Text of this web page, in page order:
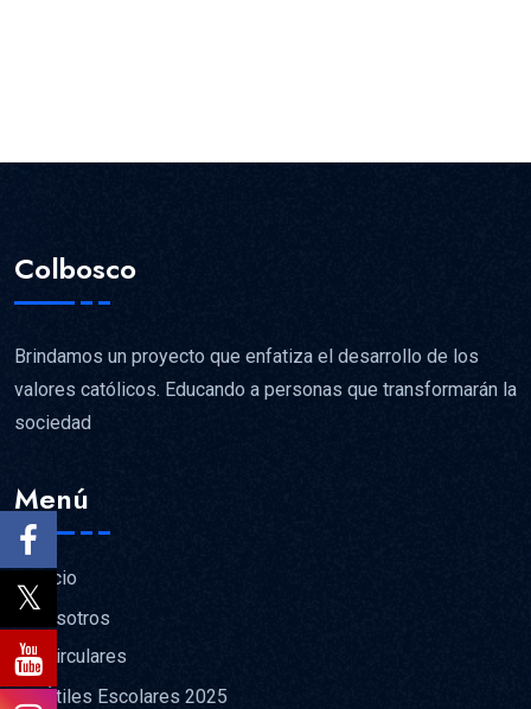
Colbosco
Brindamos un proyecto que enfatiza el desarrollo de los
valores católicos. Educando a personas que transformarán la
sociedad
Menú
Inicio
Nosotros
Circulares
Útiles Escolares 2025